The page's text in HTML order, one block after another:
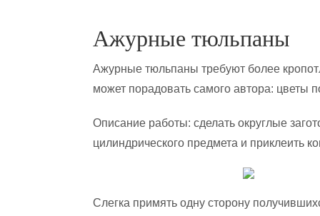
Ажурные тюльпаны
Ажурные тюльпаны требуют более
может порадовать самого автора:
Описание работы: сделать округлые
цилиндрического предмета и приклеить
Слегка примять одну сторону